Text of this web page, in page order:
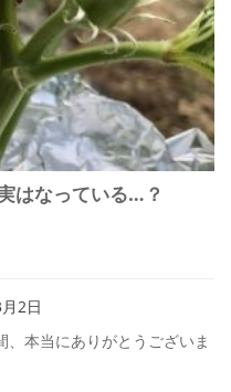
2日
本当にありがとうございま